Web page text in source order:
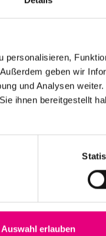
geben wir
und Analysen
ihnen bereitgestellt
Auswahl erlauben
Veranstaltungen